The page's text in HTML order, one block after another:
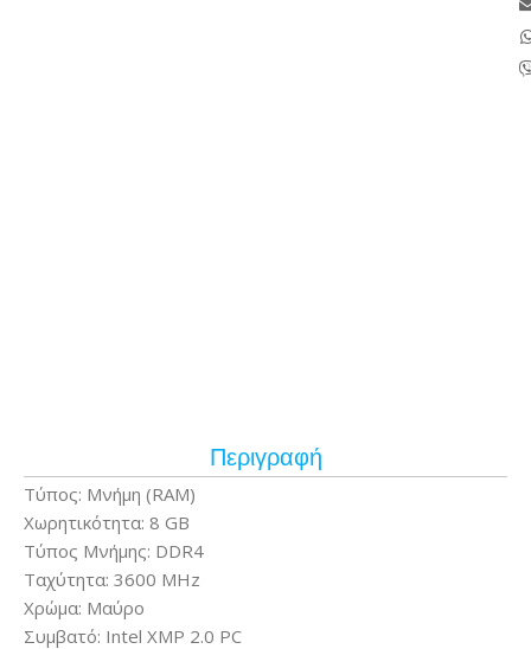
Περιγραφή
Τύπος: Μνήμη (RAM)
Χωρητικότητα: 8 GB
Τύπος Μνήμης: DDR4
Ταχύτητα: 3600 MHz
Χρώμα: Μαύρο
Συμβατό: Intel XMP 2.0 PC